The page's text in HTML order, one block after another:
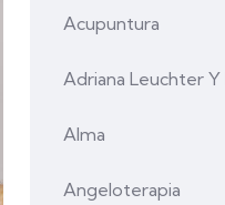
Acupuntura
Adriana Leuchter Y
Alma
Angeloterapia